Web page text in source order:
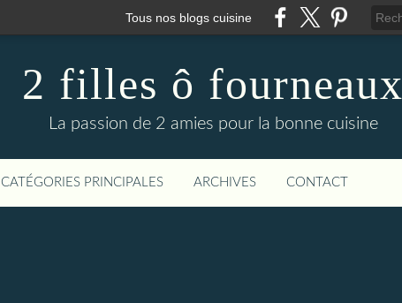
Tous nos blogs cuisine
2 filles ô fourneaux
La passion de 2 amies pour la bonne cuisine
CATÉGORIES PRINCIPALES ARCHIVES CONTACT